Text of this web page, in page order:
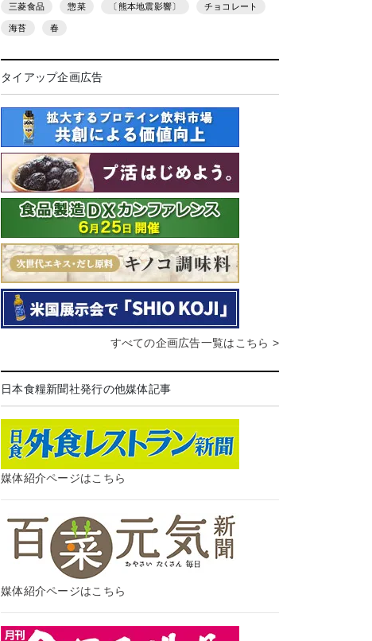
三菱食品 惣菜 〔熊本地震影響〕 チョコレート
海苔 春
タイアップ企画広告
すべての企画広告一覧はこちら >
日本食糧新聞社発行の他媒体記事
媒体紹介ページはこちら
媒体紹介ページはこちら